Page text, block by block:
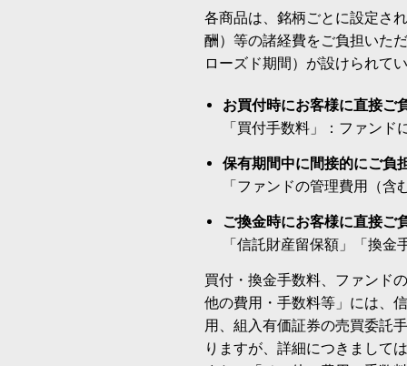
各商品は、銘柄ごとに設定さ
酬）等の諸経費をご負担いた
ローズド期間）が設けられて
お買付時にお客様に直接ご
「買付手数料」：ファンド
保有期間中に間接的にご負
「ファンドの管理費用（
ご換金時にお客様に直接ご
「信託財産留保額」「換
買付・換金手数料、ファンド
他の費用・手数料等」には、
用、組入有価証券の売買委託
りますが、詳細につきまして